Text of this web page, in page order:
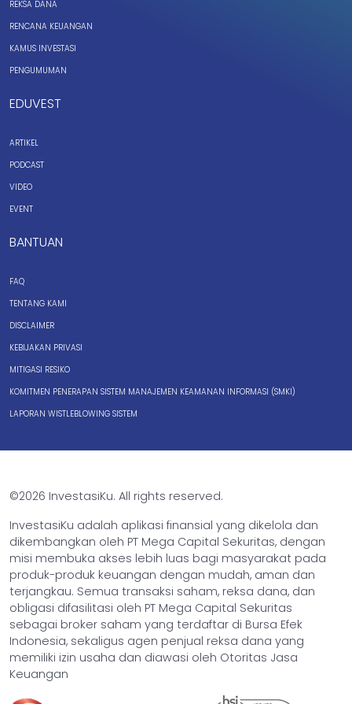
REKSA DANA
RENCANA KEUANGAN
KAMUS INVESTASI
PENGUMUMAN
EDUVEST
ARTIKEL
PODCAST
VIDEO
EVENT
BANTUAN
FAQ
TENTANG KAMI
DISCLAIMER
KEBIJAKAN PRIVASI
MITIGASI RESIKO
KOMITMEN PENERAPAN SISTEM MANAJEMEN KEAMANAN INFORMASI (SMKI)
LAPORAN WISTLEBLOWING SISTEM
©2026 InvestasiKu. All rights reserved.
InvestasiKu adalah aplikasi finansial yang dikelola dan
dikembangkan oleh PT Mega Capital Sekuritas, dengan
misi membuka akses lebih luas bagi masyarakat pada
produk-produk keuangan dengan mudah, aman dan
terjangkau. Semua transaksi saham, reksa dana, dan
obligasi difasilitasi oleh PT Mega Capital Sekuritas
sebagai broker saham yang terdaftar di Bursa Efek
Indonesia, sekaligus agen penjual reksa dana yang
memiliki izin usaha dan diawasi oleh Otoritas Jasa
Keuangan